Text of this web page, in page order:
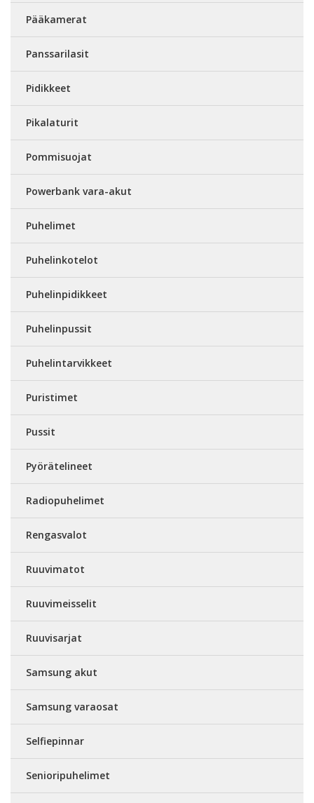
Pääkamerat
Panssarilasit
Pidikkeet
Pikalaturit
Pommisuojat
Powerbank vara-akut
Puhelimet
Puhelinkotelot
Puhelinpidikkeet
Puhelinpussit
Puhelintarvikkeet
Puristimet
Pussit
Pyörätelineet
Radiopuhelimet
Rengasvalot
Ruuvimatot
Ruuvimeisselit
Ruuvisarjat
Samsung akut
Samsung varaosat
Selfiepinnar
Senioripuhelimet